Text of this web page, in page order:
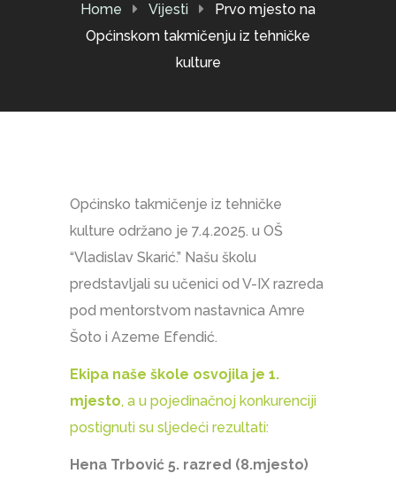
Home Vijesti
Prvo mjesto na
Općinskom takmičenju iz tehničke
kulture
Općinsko takmičenje iz tehničke
kulture održano je 7.4.2025. u OŠ
“Vladislav Skarić.” Našu školu
predstavljali su učenici od V-IX razreda
pod mentorstvom nastavnica Amre
Šoto i Azeme Efendić.
Ekipa naše škole osvojila je 1.
mjesto, a u pojedinačnoj konkurenciji
postignuti su sljedeći rezultati:
Hena Trbović 5. razred (8.mjesto)